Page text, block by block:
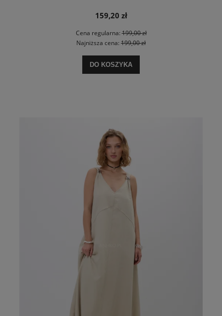
159,20 zł
Cena regularna:199,00 zł
Najniższa cena: 199,00 zł
DO KOSZYKA